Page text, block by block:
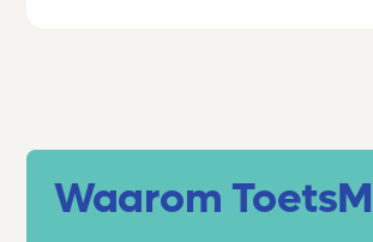
Waarom